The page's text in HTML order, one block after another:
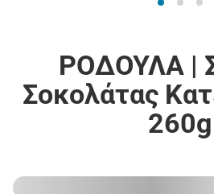
ΡΟΔΟΥΛΑ |
Σοκολάτας
260g